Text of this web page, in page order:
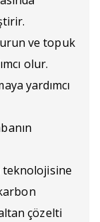
ve topuk
olur.
yardımcı
teknolojisine
çözelti